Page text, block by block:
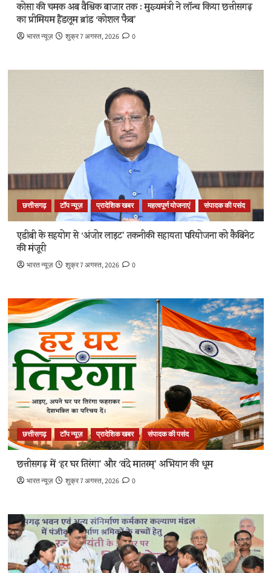
कोसा की चमक अब वैश्विक बाजार तक : मुख्यमंत्री ने लॉन्च किया छत्तीसगढ़
का प्रीमियम हैंडलूम ब्रांड ‘कोशल फैब’
भारत न्यूज़ शुक्र 7 अगस्त, 2026 0
छत्तीसगढ़ टॉप न्यूज़ प्रादेशिक खबर महत्वपूर्ण योजनाएं संपादक की पसंद
एडीबी के सहयोग से ‘अंजोर लाइट’ तकनीकी सहायता परियोजना को कैबिनेट
की मंजूरी
भारत न्यूज़ शुक्र 7 अगस्त, 2026 0
छत्तीसगढ़ टॉप न्यूज़ प्रादेशिक खबर संपादक की पसंद
छत्तीसगढ़ में ‘हर घर तिरंगा’ और ‘वंदे मातरम्’ अभियान की धूम
भारत न्यूज़ शुक्र 7 अगस्त, 2026 0